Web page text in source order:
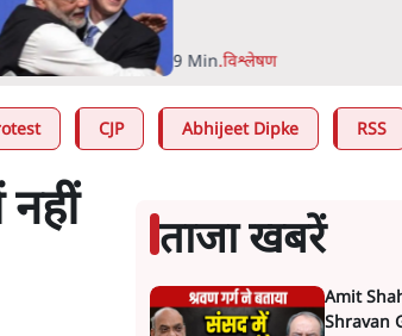
CJP Abhijeet Dipke RSS
ताजा खबरें
Amit
Shravan